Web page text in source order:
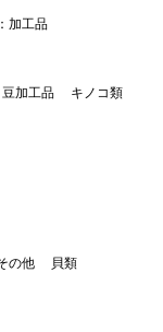
加工品
加工品
キノコ類
の他 貝類